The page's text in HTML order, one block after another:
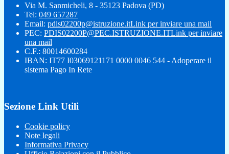
Via M. Sanmicheli, 8 - 35123 Padova (PD)
Tel: 049 657287
Email: pdis02200p@istruzione.itLink per inviare una mail
PEC: PDIS02200P@PEC.ISTRUZIONE.ITLink per inviare
una mail
C.F.: 80014600284
IBAN: IT77 I03069121171 0000 0046 544 - Adoperare il
sistema Pago In Rete
Sezione Link Utili
Cookie policy
Note legali
Informativa Privacy